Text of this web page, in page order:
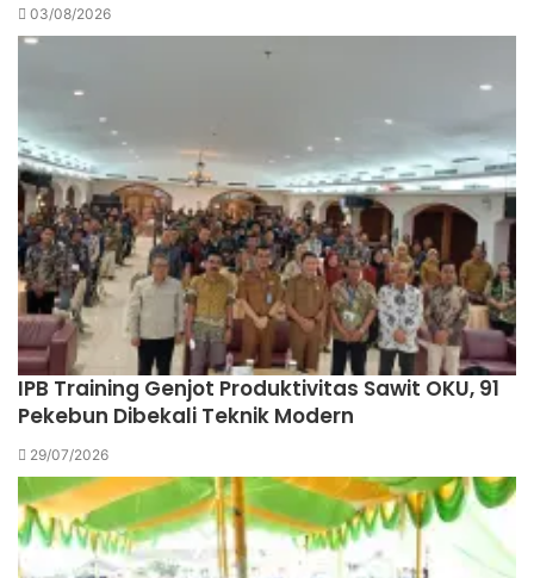
03/08/2026
IPB Training Genjot Produktivitas Sawit OKU, 91
Pekebun Dibekali Teknik Modern
29/07/2026